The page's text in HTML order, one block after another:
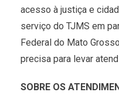
acesso à justiça e
serviço do TJMS em
Federal do Mato
precisa para levar
SOBRE OS